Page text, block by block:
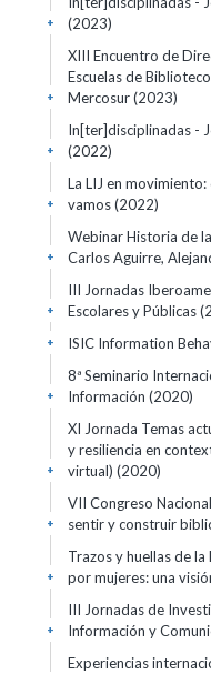
(2023)
+
XIII Encuentro de
Escuelas de
Mercosur(2023)
+
In[ter]disciplinadas -
(2022)
+
La LIJ en
vamos(2022)
+
Webinar Historia de
Carlos Aguirre,
+
III Jornadas
Escolares y Públicas
+
ISIC Information
+
8ª Seminario
Información (2020)
+
XI Jornada Temas
y resiliencia en
virtual) (2020)
+
VII Congreso
sentir y construir
+
Trazos y huellas de
por mujeres: una
+
III Jornadas de
Información y
+
Experiencias